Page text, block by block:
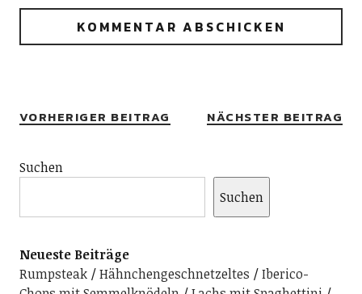
VORHERIGER BEITRAG NÄCHSTER BEITRAG
Suchen
Suchen
Neueste Beiträge
Rumpsteak
Hähnchengeschnetzeltes
Iberico-